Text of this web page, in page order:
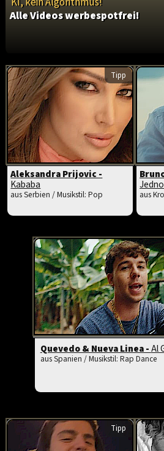
Alle Videos werbespotfrei!
Tipp
Aleksandra Prijovic -
Kababa
aus Serbien / Musikstil: Pop aus
Quevedo & Nueva Linea -Al
aus Spanien / Musikstil: Rap Dance
Tipp